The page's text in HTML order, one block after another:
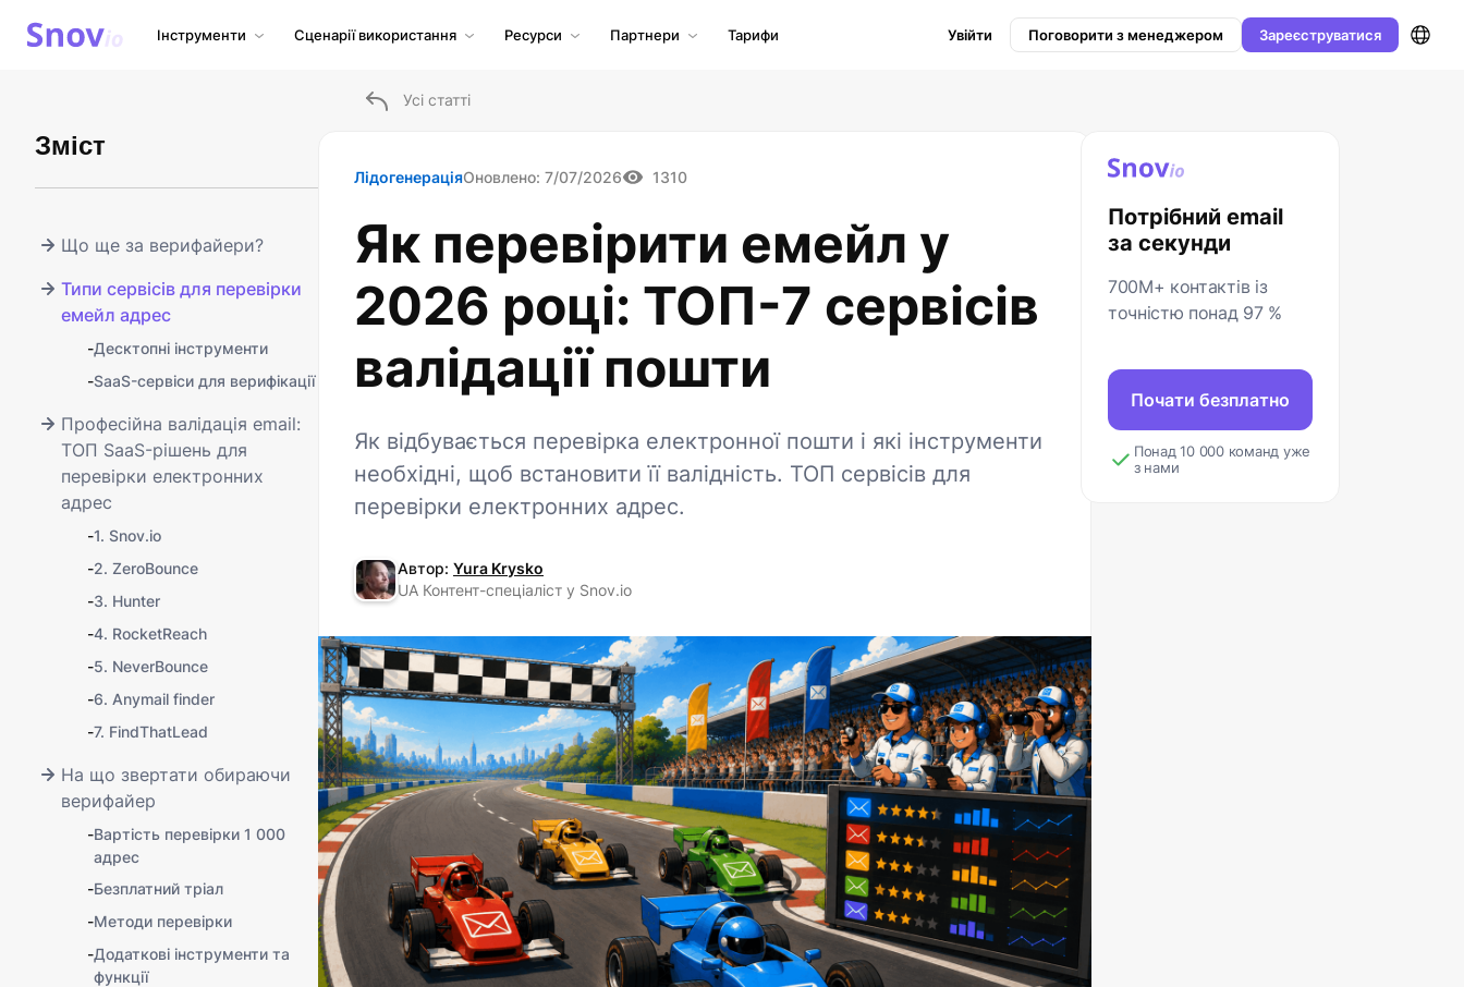
Інструменти Сценарії використання Ресурси Партнери Тарифи Увійти Поговорити з менеджером Зареєструватися
Усі статті
Зміст
Що ще за верифайери?
Типи сервісів для перевірки
емейл адрес
-Десктопні інструменти
-SaaS-сервіси для верифікації
Професійна валідація email:
ТОП SaaS-рішень для
перевірки електронних
адрес
-1. Snov.io
-2. ZeroBounce
-3. Hunter
-4. RocketReach
-5. NeverBounce
-6. Anymail finder
-7. FindThatLead
На що звертати обираючи
верифайер
-Вартість перевірки 1 000
адрес
-Безплатний тріал
-Методи перевірки
-Додаткові інструменти та
функції
ЛідогенераціяОновлено: 7/07/2026 1310
Як перевірити емейл у
2026 році: ТОП-7 сервісів
валідації пошти
Як відбувається перевірка електронної пошти і які інструменти
необхідні, щоб встановити її валідність. ТОП сервісів для
перевірки електронних адрес.
Автор: Yura Krysko
UA Контент-спеціаліст у Snov.io
Потрібний email
за секунди
700M+ контактів із
точністю понад 97 %
Почати безплатно
Понад 10 000 команд уже
з нами